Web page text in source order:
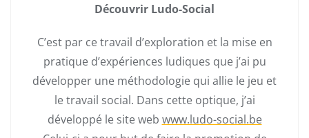
Découvrir Ludo-Social
C’est par ce travail d’exploration et la mise en
pratique d’expériences ludiques que j’ai pu
développer une méthodologie qui allie le jeu et
le travail social. Dans cette optique, j’ai
développé le site web www.ludo-social.be